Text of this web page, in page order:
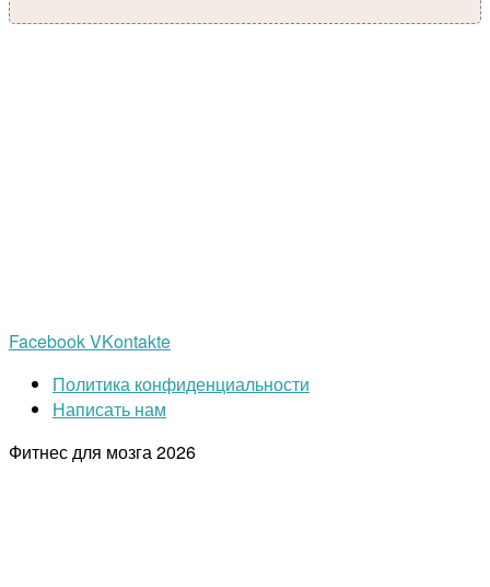
FacebookVKontakte
Политика конфиденциальности
Написать нам
Фитнес для мозга2026